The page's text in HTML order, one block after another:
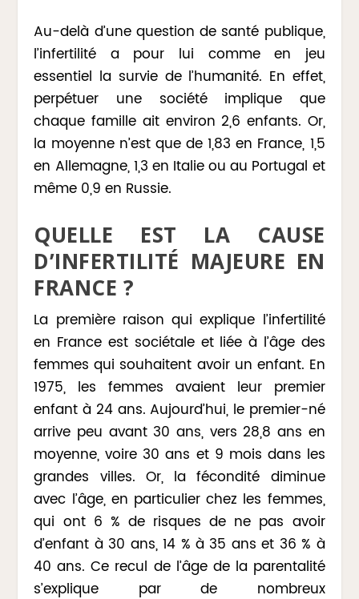
Au-delà d’une question de santé publique,
l’infertilité a pour lui comme en jeu
essentiel la survie de l’humanité. En effet,
perpétuer une société implique que
chaque famille ait environ 2,6 enfants. Or,
la moyenne n’est que de 1,83 en France, 1,5
en Allemagne, 1,3 en Italie ou au Portugal et
même 0,9 en Russie.
QUELLE EST LA CAUSE
D’INFERTILITÉ MAJEURE EN
FRANCE ?
La première raison qui explique l’infertilité
en France est sociétale et liée à l’âge des
femmes qui souhaitent avoir un enfant. En
1975, les femmes avaient leur premier
enfant à 24 ans. Aujourd’hui, le premier-né
arrive peu avant 30 ans, vers 28,8 ans en
moyenne, voire 30 ans et 9 mois dans les
grandes villes. Or, la fécondité diminue
avec l’âge, en particulier chez les femmes,
qui ont 6 % de risques de ne pas avoir
d’enfant à 30 ans, 14 % à 35 ans et 36 % à
40 ans. Ce recul de l’âge de la parentalité
s’explique par de nombreux